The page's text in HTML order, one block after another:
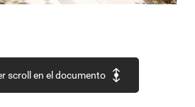
scroll en el documento